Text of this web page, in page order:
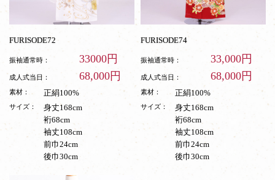
FURISODE72
振袖通常時： 33000円
成人式当日： 68,000円
素材： 正絹100%
サイズ：
身丈168cm
裄68cm
袖丈108cm
前巾24cm
後巾30cm
FURISODE74
振袖通常時： 33,000円
成人式当日： 68,000円
素材： 正絹100%
サイズ：
身丈168cm
裄68cm
袖丈108cm
前巾24cm
後巾30cm